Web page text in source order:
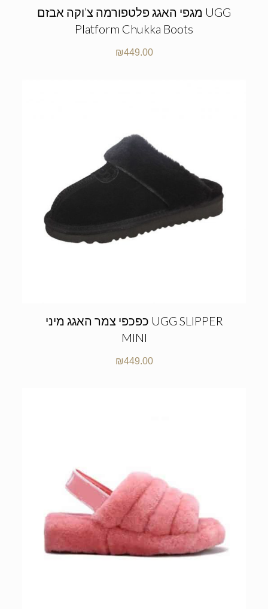
מגפי האגג פלטפורמה צ’וקה אבזם UGG
Platform Chukka Boots
₪449.00
כפכפי צמר האגג מיני UGG SLIPPER
MINI
₪449.00